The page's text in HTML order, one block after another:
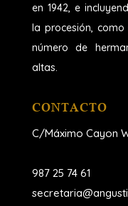
en 1942, e
la procesión,
número de
altas.
CONTACTO
C/Máximo Cayon
987 25 74 61